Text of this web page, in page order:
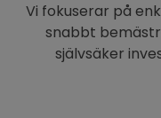
Vi fokuserar på
snabbt
självsäker